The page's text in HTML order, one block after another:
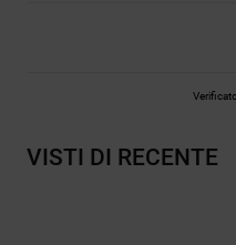
VISTI DI RECENTE